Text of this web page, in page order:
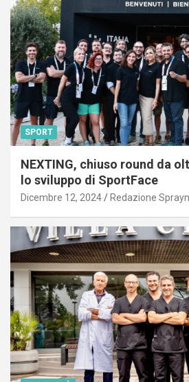
SPORT
NEXTING, chiuso round da
lo sviluppo di SportFace
Dicembre 12, 2024 Redazione